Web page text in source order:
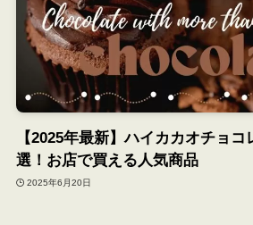
【2025年最新】ハイカカオチョ
選！お店で買える人気商品
2025年6月20日